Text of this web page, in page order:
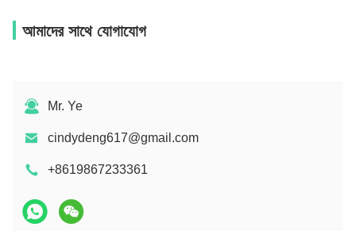
আমাদের সাথে যোগাযোগ
Mr. Ye
cindydeng617@gmail.com
+8619867233361